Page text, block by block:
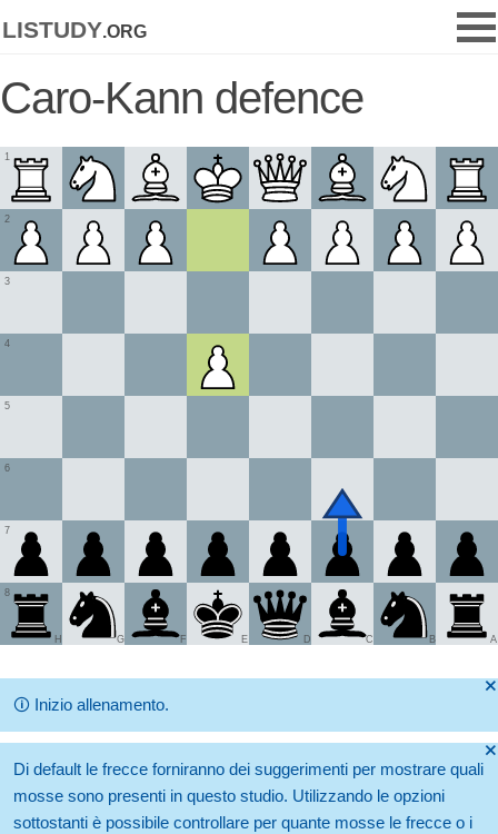
listudy.org
Caro-Kann defence
1
2
3
4
5
6
7
8
A
B
C
D
E
F
G
H
🞫
🛈 Inizio allenamento.
🞫
Di default le frecce forniranno dei suggerimenti per mostrare quali
mosse sono presenti in questo studio. Utilizzando le opzioni
sottostanti è possibile controllare per quante mosse le frecce o i